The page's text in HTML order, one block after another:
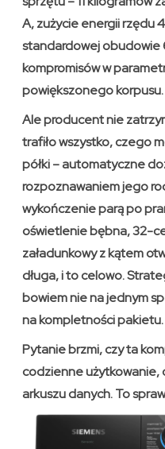
A, zużycie energii rzędu
standardowej obudowie
kompromisów w
powiększonego korpusu.
Ale producent nie
trafiło wszystko, czego
półki – automatyczne
rozpoznawaniem jego
wykończenie parą po
oświetlenie bębna, 32-
załadunkowy z kątem
długa, i to celowo.
bowiem nie na jednym
na kompletności pakietu.
Pytanie brzmi, czy ta
codzienne użytkowanie,
arkuszu danych. To